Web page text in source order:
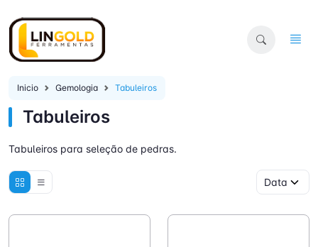
Inicio Gemologia Tabuleiros
Tabuleiros
Tabuleiros para seleção de pedras.